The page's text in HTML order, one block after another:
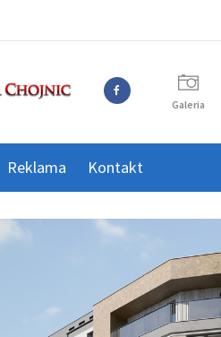
Galeria
Reklama Kontakt